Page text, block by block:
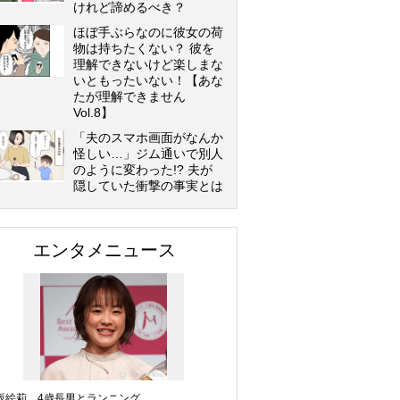
けれど諦めるべき？
ほぼ手ぶらなのに彼女の荷
物は持ちたくない？ 彼を
理解できないけど楽しまな
いともったいない！【あな
たが理解できません
Vol.8】
「夫のスマホ画面がなんか
怪しい…」ジム通いで別人
のように変わった!? 夫が
隠していた衝撃の事実とは
エンタメニュース